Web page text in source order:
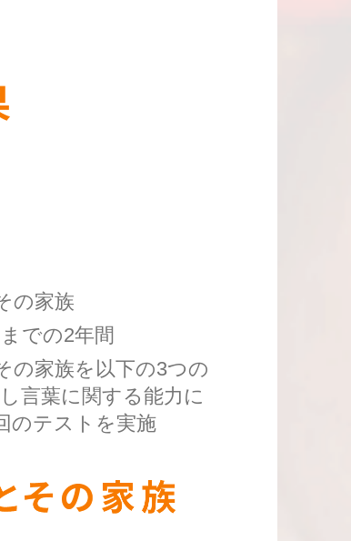
の家族
での2年間
の家族を以下の3つの
言葉に関する能力に
のテストを実施